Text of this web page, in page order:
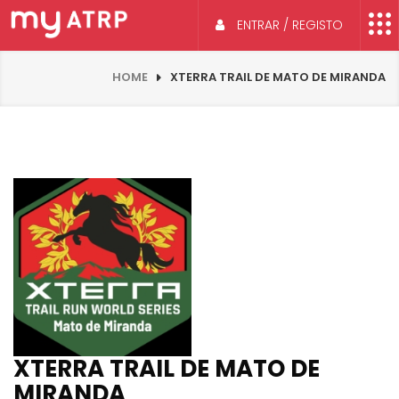
ENTRAR / REGISTO
HOME XTERRA TRAIL DE MATO DE MIRANDA
XTERRA TRAIL DE MATO DE